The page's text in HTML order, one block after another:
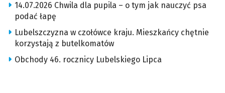
14.07.2026 Chwila dla pupila – o tym jak nauczyć psa
podać łapę
Lubelszczyzna w czołówce kraju. Mieszkańcy chętnie
korzystają z butelkomatów
Obchody 46. rocznicy Lubelskiego Lipca